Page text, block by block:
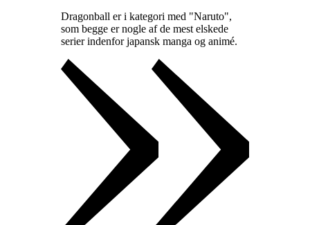
Dragonball er i kategori med "Naruto",
som begge er nogle af de mest elskede
serier indenfor japansk manga og animé.